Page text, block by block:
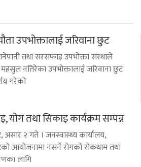
उपभोक्तालाई जरिवाना छुट
तथा सरसफाइ उपभोक्ता संस्थाले
नतिरेका उपभोक्तालाई जरिवाना छुट
गरेको
योग तथा सिकाइ कार्यक्रम सम्पन्न
असार २ गते । जनस्वास्थ्य कार्यालय,
आयोजनामा नसर्ने रोगको रोकथाम तथा
लागि